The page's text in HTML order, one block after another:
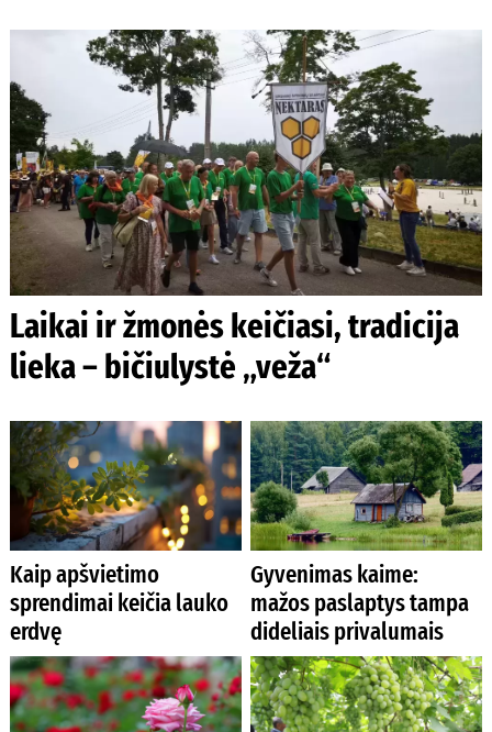
Laikai ir žmonės keičiasi, tradicija
lieka – bičiulystė „veža“
Kaip apšvietimo
sprendimai keičia lauko
erdvę
Gyvenimas kaime:
mažos paslaptys tampa
dideliais privalumais